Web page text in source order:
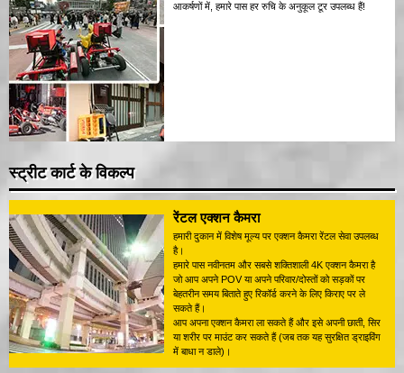
आकर्षणों में, हमारे पास हर रुचि के अनुकूल टूर उपलब्ध हैं!
स्ट्रीट कार्ट के विकल्प
रेंटल एक्शन कैमरा
हमारी दुकान में विशेष मूल्य पर एक्शन कैमरा रेंटल सेवा उपलब्ध
है।
हमारे पास नवीनतम और सबसे शक्तिशाली 4K एक्शन कैमरा है
जो आप अपने POV या अपने परिवार/दोस्तों को सड़कों पर
बेहतरीन समय बिताते हुए रिकॉर्ड करने के लिए किराए पर ले
सकते हैं।
आप अपना एक्शन कैमरा ला सकते हैं और इसे अपनी छाती, सिर
या शरीर पर माउंट कर सकते हैं (जब तक यह सुरक्षित ड्राइविंग
में बाधा न डाले)।